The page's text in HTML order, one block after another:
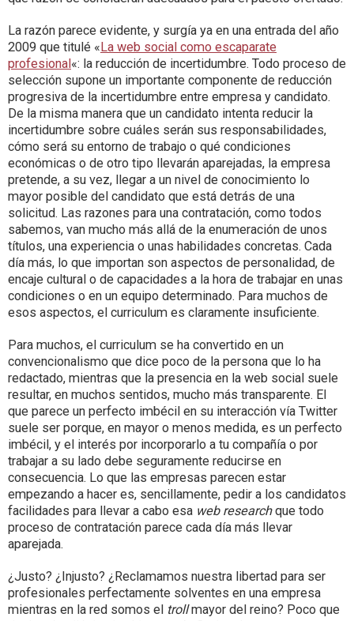
La razón parece evidente, y surgía ya en una entrada del año
2009 que titulé «La web social como escaparate
profesional«: la reducción de incertidumbre. Todo proceso de
selección supone un importante componente de reducción
progresiva de la incertidumbre entre empresa y candidato.
De la misma manera que un candidato intenta reducir la
incertidumbre sobre cuáles serán sus responsabilidades,
cómo será su entorno de trabajo o qué condiciones
económicas o de otro tipo llevarán aparejadas, la empresa
pretende, a su vez, llegar a un nivel de conocimiento lo
mayor posible del candidato que está detrás de una
solicitud. Las razones para una contratación, como todos
sabemos, van mucho más allá de la enumeración de unos
títulos, una experiencia o unas habilidades concretas. Cada
día más, lo que importan son aspectos de personalidad, de
encaje cultural o de capacidades a la hora de trabajar en unas
condiciones o en un equipo determinado. Para muchos de
esos aspectos, el curriculum es claramente insuficiente.
Para muchos, el curriculum se ha convertido en un
convencionalismo que dice poco de la persona que lo ha
redactado, mientras que la presencia en la web social suele
resultar, en muchos sentidos, mucho más transparente. El
que parece un perfecto imbécil en su interacción vía Twitter
suele ser porque, en mayor o menos medida, es un perfecto
imbécil, y el interés por incorporarlo a tu compañía o por
trabajar a su lado debe seguramente reducirse en
consecuencia. Lo que las empresas parecen estar
empezando a hacer es, sencillamente, pedir a los candidatos
facilidades para llevar a cabo esa web researchque todo
proceso de contratación parece cada día más llevar
aparejada.
¿Justo? ¿Injusto? ¿Reclamamos nuestra libertad para ser
profesionales perfectamente solventes en una empresa
mientras en la red somos el trollmayor del reino? Poco que